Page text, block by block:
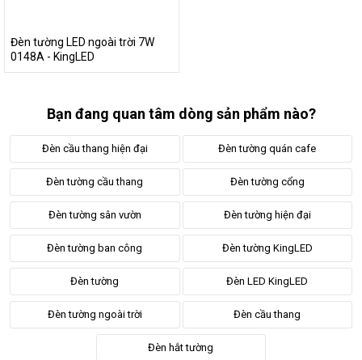
Đèn tường LED ngoài trời 7W
0148A - KingLED
Bạn đang quan tâm dòng sản phẩm nào?
Đèn cầu thang hiện đại Đèn tường quán cafe
Đèn tường cầu thang Đèn tường cổng
Đèn tường sân vườn Đèn tường hiện đại
Đèn tường ban công Đèn tường KingLED
Đèn tường Đèn LED KingLED
Đèn tường ngoài trời Đèn cầu thang
Đèn hắt tường